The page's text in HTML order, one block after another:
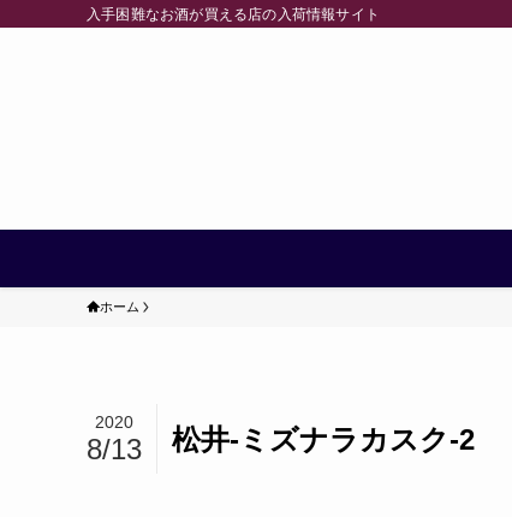
入手困難なお酒が買える店の入荷情報サイト
ホーム
松井-ミズナラカスク-2
2020
8/13